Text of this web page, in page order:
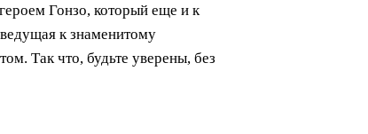
Гонзо, который еще и к
ведущая к знаменитому
Так что, будьте уверены, без